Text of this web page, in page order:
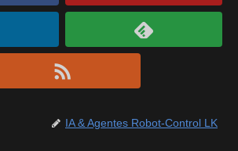
IA & Agentes Robot-Control LK